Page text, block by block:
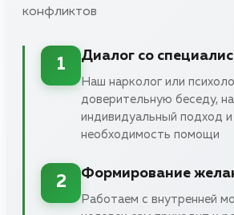
конфликтов
1
Диалог со
Наш нарколог или
доверительную беседу,
индивидуальный подход
необходимость помощи
2
Формирование
Работаем с внутренней